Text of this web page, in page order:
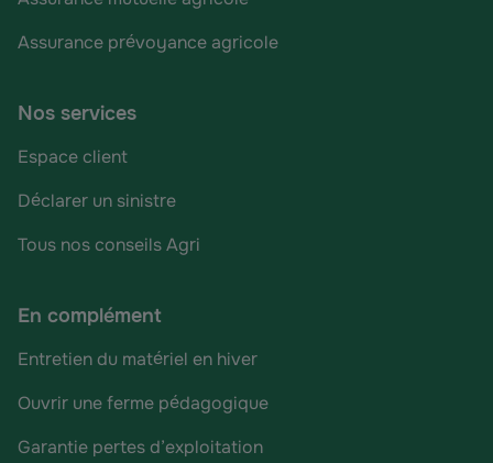
Assurance prévoyance agricole
Nos services
Espace client
Déclarer un sinistre
Tous nos conseils Agri
En complément
Entretien du matériel en hiver
Ouvrir une ferme pédagogique
Garantie pertes d’exploitation